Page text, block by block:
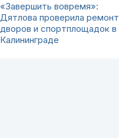
«Завершить вовремя»:
Дятлова проверила ремонт
дворов и спортплощадок в
Калининграде